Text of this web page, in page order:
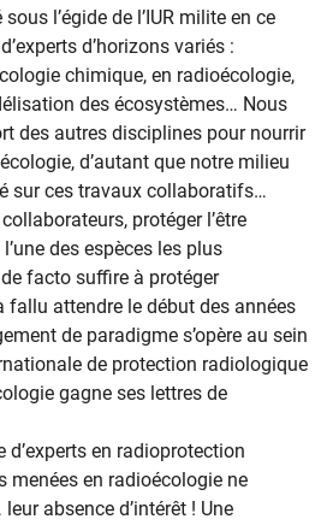
l’égide de l’IUR milite en ce
d’horizons variés :
chimique, en radioécologie,
des écosystèmes… Nous
des autres disciplines pour nourrir
d’autant que notre milieu
sur ces travaux collaboratifs…
protéger l’être
des espèces les plus
facto suffire à protéger
fallu attendre le début des années
de paradigme s’opère au sein
de protection radiologique
gagne ses lettres de
d’experts en radioprotection
menées en radioécologie ne
absence d’intérêt ! Une